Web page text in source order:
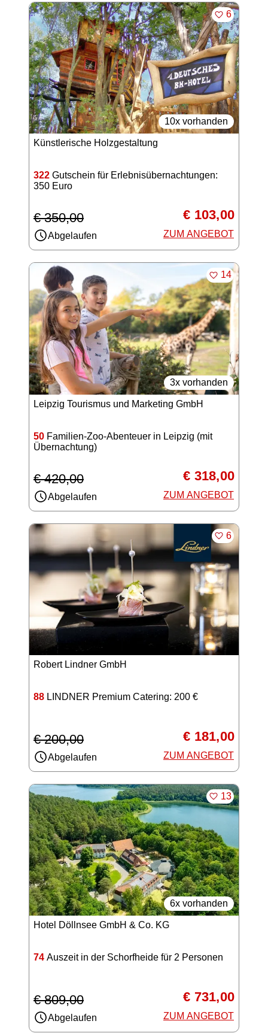
10x vorhanden
MERKEN
6
Künstlerische Holzgestaltung
322 Gutschein für Erlebnisübernachtungen:
350 Euro
€ 350,00
Abgelaufen
€ 103,00
ZUM ANGEBOT
3x vorhanden
MERKEN
14
Leipzig Tourismus und Marketing GmbH
50 Familien-Zoo-Abenteuer in Leipzig (mit
Übernachtung)
€ 420,00
Abgelaufen
€ 318,00
ZUM ANGEBOT
MERKEN
6
Robert Lindner GmbH
88 LINDNER Premium Catering: 200 €
€ 200,00
Abgelaufen
€ 181,00
ZUM ANGEBOT
6x vorhanden
MERKEN
13
Hotel Döllnsee GmbH & Co. KG
74 Auszeit in der Schorfheide für 2 Personen
€ 809,00
Abgelaufen
€ 731,00
ZUM ANGEBOT